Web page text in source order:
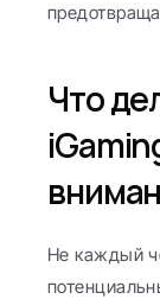
Что
Не каждый